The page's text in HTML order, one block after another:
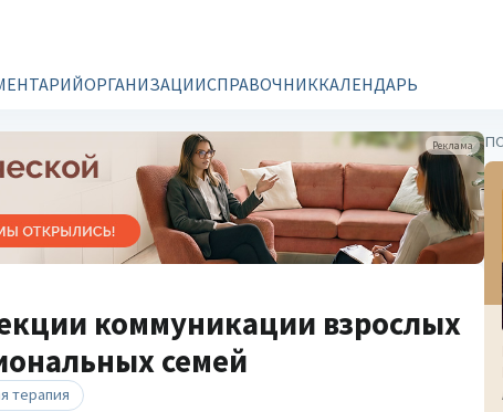
ОРГАНИЗАЦИИСПРАВОЧНИККАЛЕНДАРЬ
Реклама
коммуникации взрослых
семей
терапия